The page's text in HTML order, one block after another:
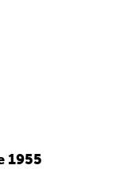
1955